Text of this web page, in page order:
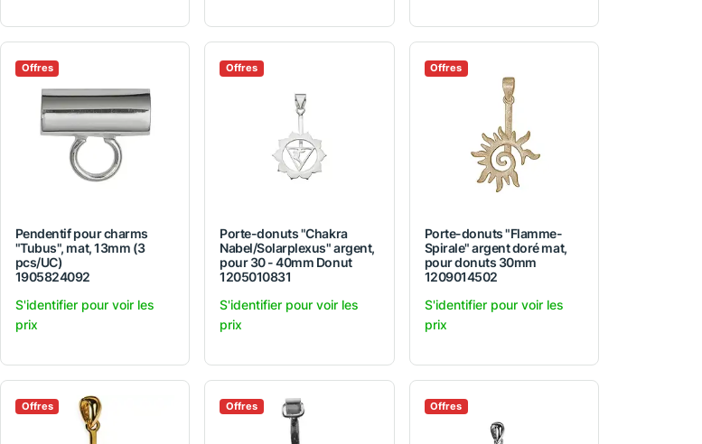
Offres
Pendentif pour charms
"Tubus", mat, 13mm (3
pcs/UC)
1905824092
S'identifier pour voir les
prix
Offres
Porte-donuts "Chakra
Nabel/Solarplexus" argent,
pour 30 - 40mm Donut
1205010831
S'identifier pour voir les
prix
Offres
Porte-donuts "Flamme-
Spirale" argent doré mat,
pour donuts 30mm
1209014502
S'identifier pour voir les
prix
Offres Offres Offres